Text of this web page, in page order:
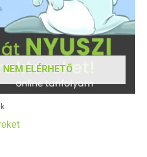
NEM ELÉRHETŐ